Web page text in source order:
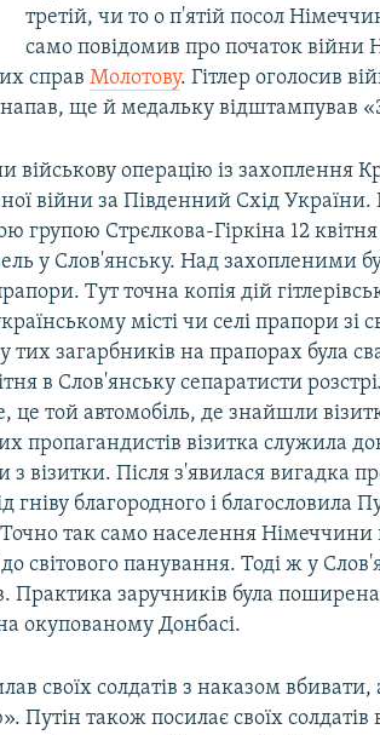
третій, чи то о п'ятій посол
само повідомив про початок війни
справМолотову. Гітлер оголосив
ще й медальку відштампував
військову операцію із захоплення
війни за Південний Схід
групою Стрєлкова-Гіркіна 12
у Слов'янську. Над захопленими
Тут точна копія дій
місті чи селі прапори зі
тих загарбників на прапорах була
в Слов'янську сепаратисти
це той автомобіль, де знайшли
пропагандистів візитка служила
з візитки. Після з'явилася вигадка
гніву благородного і благословила
так само населення Німеччини
світового панування. Тоді ж у
Практика заручників була поширена
окупованому Донбасі.
своїх солдатів з наказом
Путін також посилає своїх солдатів